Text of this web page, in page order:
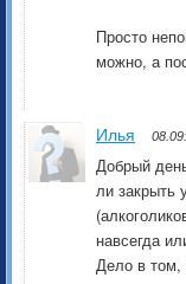
Просто
можно, а
Илья
Добрый
ли закрыть
навсегда
Дело в том,